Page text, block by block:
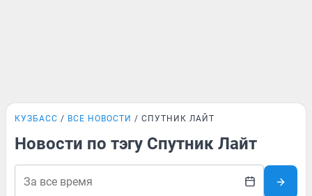
КУЗБАСС ВСЕ НОВОСТИ СПУТНИК ЛАЙТ
Новости по тэгу Спутник Лайт